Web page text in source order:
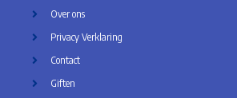
Over ons
Privacy Verklaring
Contact
Giften